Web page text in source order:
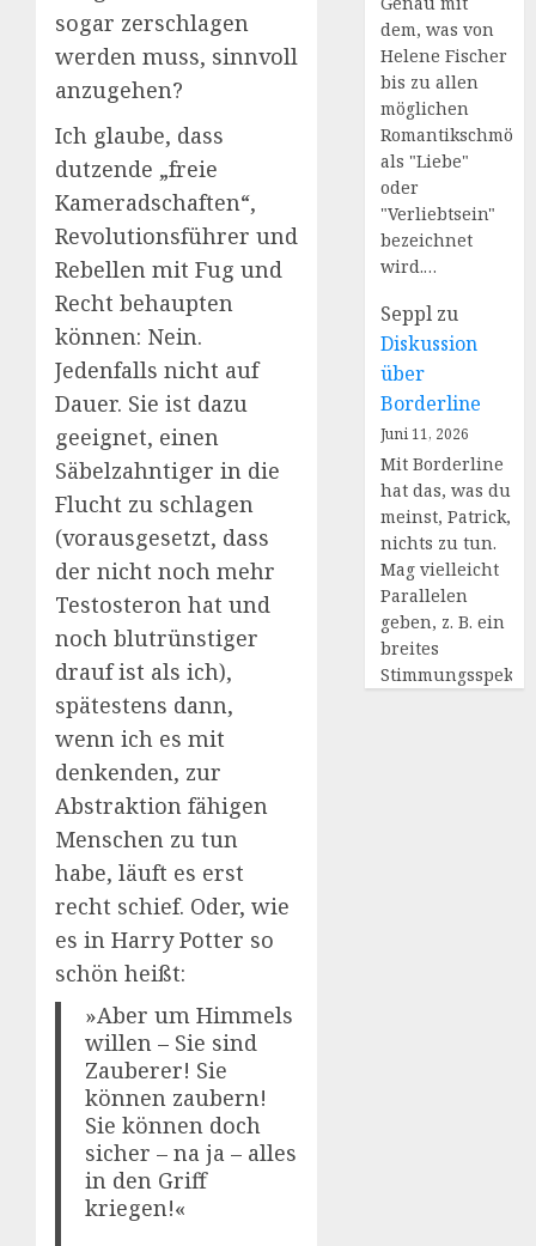
sogar zerschlagen
werden muss, sinnvoll
anzugehen?
Ich glaube, dass
dutzende „freie
Kameradschaften“,
Revolutionsführer und
Rebellen mit Fug und
Recht behaupten
können: Nein.
Jedenfalls nicht auf
Dauer. Sie ist dazu
geeignet, einen
Säbelzahntiger in die
Flucht zu schlagen
(vorausgesetzt, dass
der nicht noch mehr
Testosteron hat und
noch blutrünstiger
drauf ist als ich),
spätestens dann,
wenn ich es mit
denkenden, zur
Abstraktion fähigen
Menschen zu tun
habe, läuft es erst
recht schief. Oder, wie
es in Harry Potter so
schön heißt:
»Aber um Himmels
willen – Sie sind
Zauberer! Sie
können zaubern!
Sie können doch
sicher – na ja – alles
in den Griff
kriegen!«
dem, was von
Helene Fischer
bis zu allen
möglichen
als "Liebe"
oder
"Verliebtsein"
bezeichnet
wird.…
Seppl zu
Diskussion
über
Borderline
Juni 11, 2026
Mit Borderline
hat das, was du
meinst, Patrick,
nichts zu tun.
Mag vielleicht
Parallelen
geben, z. B. ein
breites